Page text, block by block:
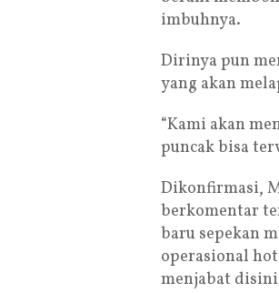
imbuhnya.
Dirinya pun
yang akan
“Kami akan
puncak bisa
Dikonfirmasi,
berkomentar
baru sepekan
operasional
menjabat